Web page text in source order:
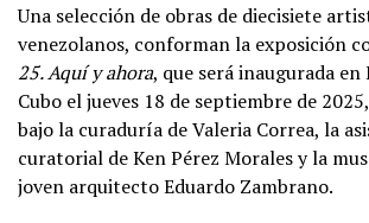
Una selección de obras de diecisiete
venezolanos, conforman la exposición
25. Aquí y ahora, que será inaugurada
Cubo el jueves 18 de septiembre de
bajo la curaduría de Valeria Correa, la
curatorial de Ken Pérez Morales y la
joven arquitecto Eduardo Zambrano.